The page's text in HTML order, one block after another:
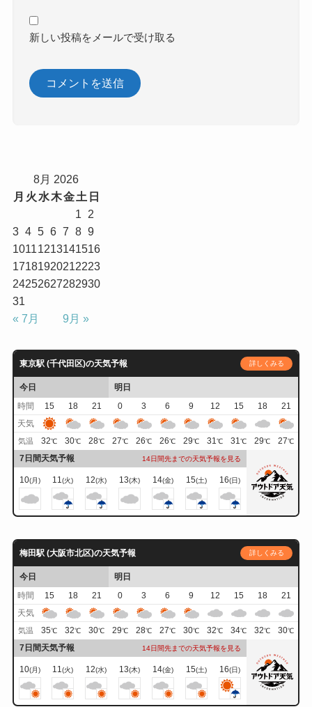
新しい投稿をメールで受け取る
8月 2026
月 火 水木金土 日
1
2
3 4 5 6 7 8 9
10111213141516
17181920212223
24252627282930
31
« 7月
9月 »
東京駅 (千代田区)の天気予報 詳しくみる
今日
明日
時間
15 18 21 0 3 6 9 12 15 18
21
天気
気温 32℃ 30℃ 28℃ 27℃ 26℃ 26℃ 29℃ 31℃ 31℃ 29℃ 27℃
7日間天気予報 14日間先までの天気予報を見る
10(月) 11(火) 12(水) 13(木) 14(金) 15(土) 16(日)
梅田駅 (大阪市北区)の天気予報 詳しくみる
今日
明日
時間
15 18 21 0 3 6 9 12 15 18
21
天気
気温 35℃ 32℃ 30℃ 29℃ 28℃ 27℃ 30℃ 32℃ 34℃ 32℃ 30℃
7日間天気予報 14日間先までの天気予報を見る
10(月) 11(火) 12(水) 13(木) 14(金) 15(土) 16(日)